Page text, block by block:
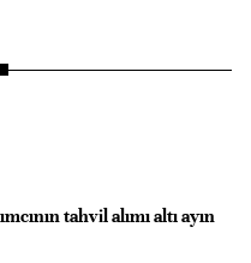
tahvil alımı altı ayın